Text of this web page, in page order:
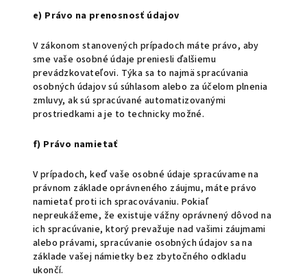
e) Právo na prenosnosť údajov
V zákonom stanovených prípadoch máte právo, aby
sme vaše osobné údaje preniesli ďalšiemu
prevádzkovateľovi. Týka sa to najmä spracúvania
osobných údajov sú súhlasom alebo za účelom plnenia
zmluvy, ak sú spracúvané automatizovanými
prostriedkami a je to technicky možné.
f) Právo namietať
V prípadoch, keď vaše osobné údaje spracúvame na
právnom základe oprávneného záujmu, máte právo
namietať proti ich spracovávaniu. Pokiaľ
nepreukážeme, že existuje vážny oprávnený dôvod na
ich spracúvanie, ktorý prevažuje nad vašimi záujmami
alebo právami, spracúvanie osobných údajov sa na
základe vašej námietky bez zbytočného odkladu
ukončí.